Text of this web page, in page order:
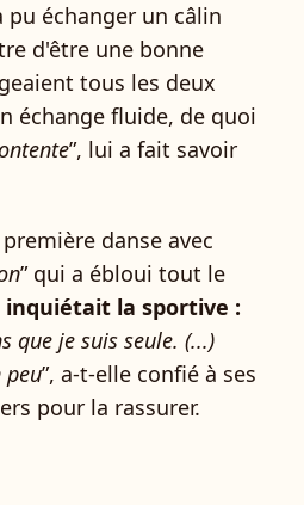
pu échanger un câlin
d'être une bonne
tous les deux
échange fluide, de quoi
”, lui a fait savoir
danse avec
” qui a ébloui tout le
inquiétait la sportive :
que je suis seule. (...)
peu”, a-t-elle confié à ses
pour la rassurer.